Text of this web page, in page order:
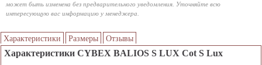
может быть изменена без предварительного уведомления. Уточняйте всю
интересующую вас информацию у менеджера.
Характеристики Размеры Отзывы
Характеристики CYBEX BALIOS S LUX Cot S Lux